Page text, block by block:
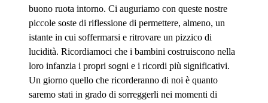
buono ruota intorno. Ci auguriamo con queste nostre
piccole soste di riflessione di permettere, almeno, un
istante in cui soffermarsi e ritrovare un pizzico di
lucidità. Ricordiamoci che i bambini costruiscono nella
loro infanzia i propri sogni e i ricordi più significativi.
Un giorno quello che ricorderanno di noi è quanto
saremo stati in grado di sorreggerli nei momenti di